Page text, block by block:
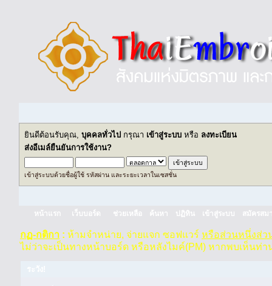
ยินดีต้อนรับคุณ, บุคคลทั่วไป กรุณา เข้าสู่ระบบ หรือ ลงทะเบียน
ส่งอีเมล์ยืนยันการใช้งาน?
เข้าสู่ระบบด้วยชื่อผู้ใช้ รหัสผ่าน และระยะเวลาในเซสชั่น
หน้าแรก เว็บบอร์ด ช่วยเหลือ ค้นหา ปฏิทิน เข้าสู่ระบบ สมัครสม
กฏ-กติกา : ห้ามจำหน่าย, จ่ายแจก ซอฟแวร์ หรือส่วนหนึ่งส่ว
ไม่ว่าจะเป็นทางหน้าบอร์ด หรือหลังไมค์(PM) หากพบเห็นท่า